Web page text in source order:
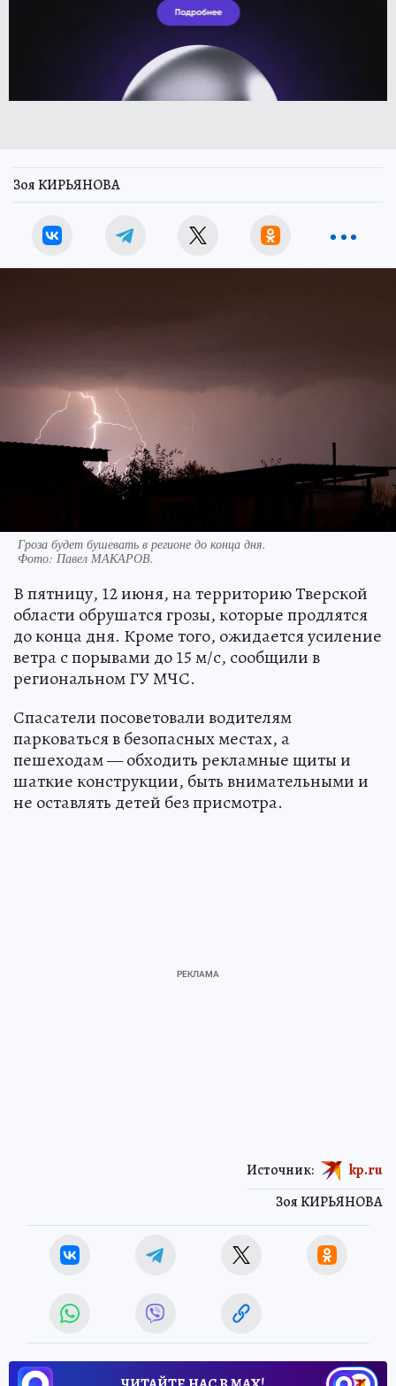
Зоя КИРЬЯНОВА
Гроза будет бушевать в регионе до конца дня.
Фото: Павел МАКАРОВ.
В пятницу, 12 июня, на территорию Тверской
области обрушатся грозы, которые продлятся
до конца дня. Кроме того, ожидается усиление
ветра с порывами до 15 м/с, сообщили в
региональном ГУ МЧС.
Спасатели посоветовали водителям
парковаться в безопасных местах, а
пешеходам — обходить рекламные щиты и
шаткие конструкции, быть внимательными и
не оставлять детей без присмотра.
Зоя КИРЬЯНОВА
Источник: kp.ru